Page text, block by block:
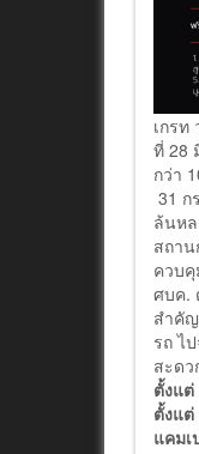
เกรท
ที่ 28
กว่า
31 ก
ล้นหล
สถา
ควบ
ศบค.
สำคั
รถ ไ
สะด
ตั้งแต่
ตั้งแ
แคม